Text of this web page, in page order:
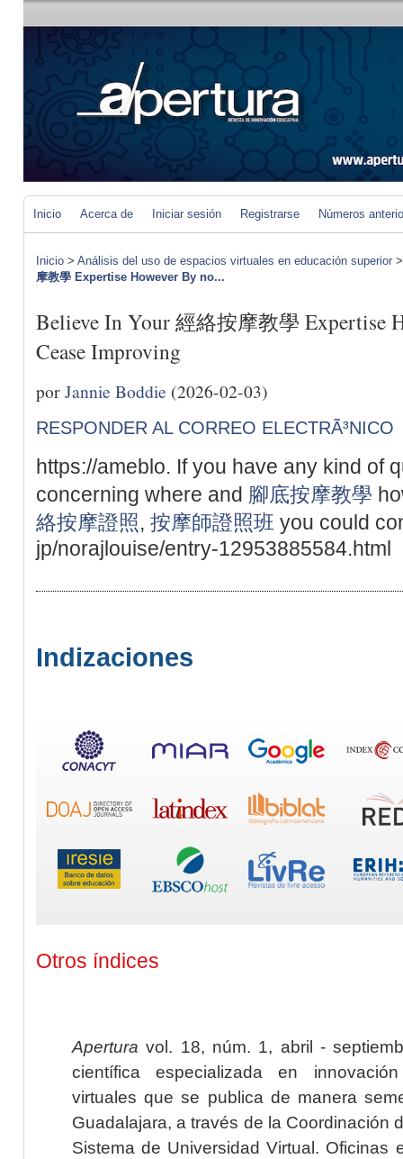
Inicio Acerca de Iniciar sesión Registrarse Números
Inicio > Análisis del uso de espacios virtuales en educación superior
摩教學 Expertise However By no...
Believe In Your 經絡按摩教學 Expertise
Cease Improving
porJannie Boddie (2026-02-03)
RESPONDER AL CORREO ELECTRÃ³NICO
https://ameblo. If you have any kind of
concerning where and 腳底按摩教學
絡按摩證照, 按摩師證照班 you could
jp/norajlouise/entry-12953885584.html
Indizaciones
Otros índices
Apertura vol. 18, núm. 1, abril -
científica especializada en
virtuales que se publica de manera
Guadalajara, a través de la Coordinación
Sistema de Universidad Virtual. Oficinas